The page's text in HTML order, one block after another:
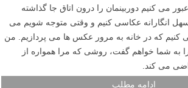
می کنیم دوربینمان را درون اتاق جا گذاشته
انگارانه عکاسی کنیم و وقتی متوجه شویم می
کنیم که در خانه به مرور عکس ها می پردازیم. من
به شما خواهم گفت، روشی که مرا همواره از
می کند.
ادامه مطلب